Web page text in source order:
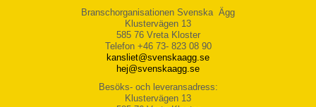
Branschorganisationen Svenska Ägg
Klustervägen 13
585 76 Vreta Kloster
Telefon +46 73- 823 08 90
kansliet@svenskaagg.se
hej@svenskaagg.se
Besöks- och leveransadress:
Klustervägen 13